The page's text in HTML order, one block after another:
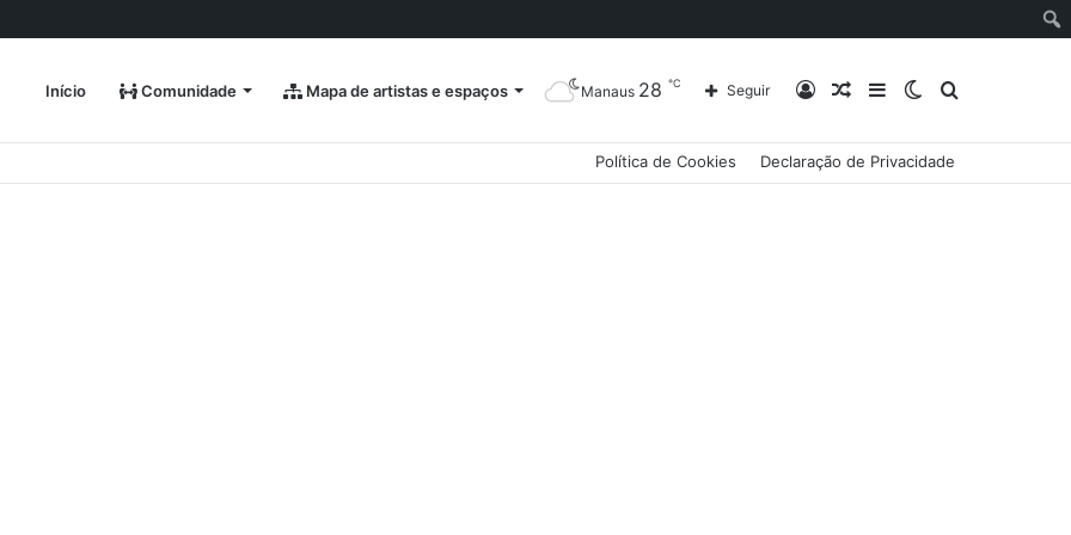
Início Comunidade Mapa de artistas e espaços Procurar
Switch
Barra
Artigo
Entrar
Seguir
Manaus 28 ℃
Política de Cookies Declaração de Privacidade